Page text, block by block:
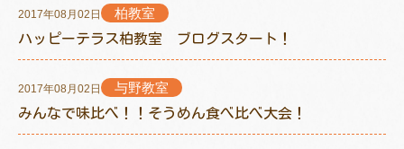
トレキング
2017年08月02日 柏教室
ハッピーテラス柏教室 ブログスタート！
2017年08月02日 与野教室
みんなで味比べ！！そうめん食べ比べ大会！